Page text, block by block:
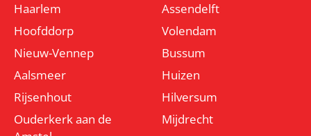
Haarlem
Hoofddorp
Nieuw-Vennep
Aalsmeer
Rijsenhout
Ouderkerk aan de
Assendelft
Volendam
Bussum
Huizen
Hilversum
Mijdrecht